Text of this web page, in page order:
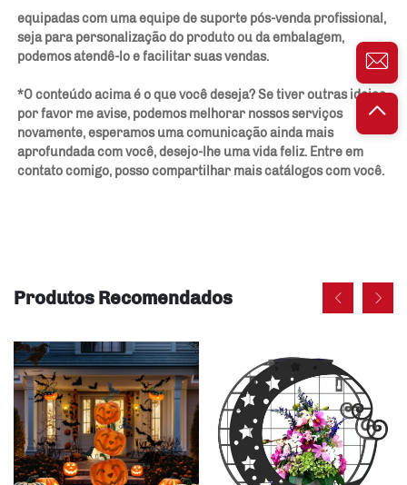
equipadas com uma equipe de suporte pós-venda profissional,
seja para personalização do produto ou da embalagem,
podemos atendê-lo e facilitar suas vendas.
*O conteúdo acima é o que você deseja? Se tiver outras ideias,
por favor me avise, podemos melhorar nossos serviços
novamente, esperamos uma comunicação ainda mais
aprofundada com você, desejo-lhe uma vida feliz. Entre em
contato comigo, posso compartilhar mais catálogos com você.
Produtos Recomendados